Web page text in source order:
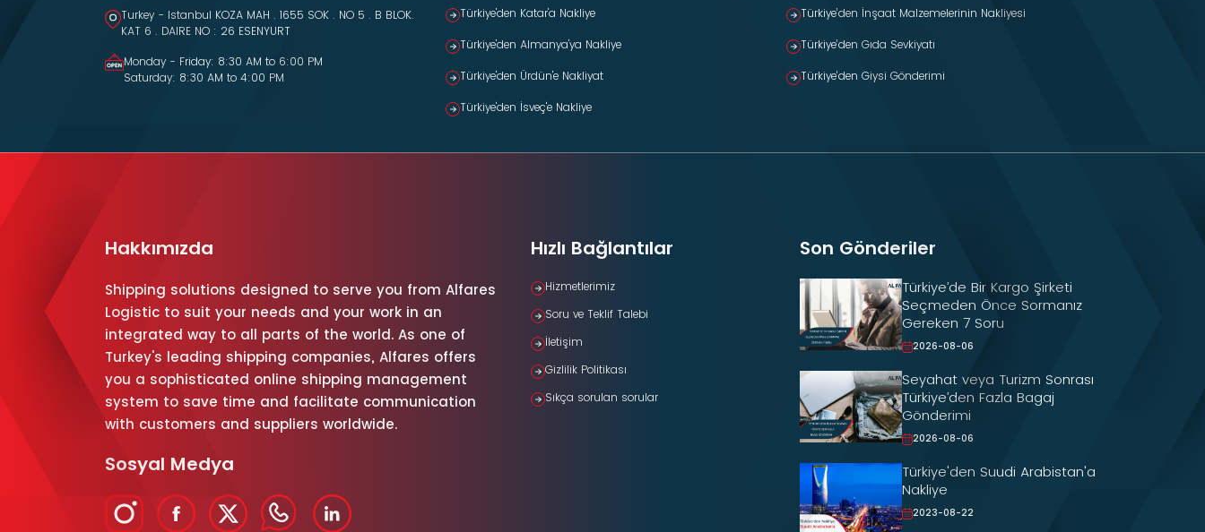
Turkey - Istanbul KOZA MAH . 1655 SOK . NO 5 . B BLOK.
KAT 6 . DAIRE NO : 26 ESENYURT
Monday - Friday: 8:30 AM to 6:00 PM
Saturday: 8:30 AM to 4:00 PM
Türkiye'den Katar'a Nakliye
Türkiye'den Almanya'ya Nakliye
Türkiye'den Ürdün'e Nakliyat
Türkiye'den İsveç'e Nakliye
Türkiye’den İnşaat Malzemelerinin Nakliyesi
Türkiye’den Gıda Sevkiyatı
Türkiye’den Giysi Gönderimi
Hakkımızda
Shipping solutions designed to serve you from Alfares
Logistic to suit your needs and your work in an
integrated way to all parts of the world. As one of
Turkey's leading shipping companies, Alfares offers
you a sophisticated online shipping management
system to save time and facilitate communication
with customers and suppliers worldwide.
Sosyal Medya
Hızlı Bağlantılar
Hizmetlerimiz
Soru ve Teklif Talebi
İletişim
Gizlilik Politikası
Sıkça sorulan sorular
Son Gönderiler
Türkiye’de Bir Kargo Şirketi
Seçmeden Önce Sormanız
Gereken 7 Soru
2026-08-06
Seyahat veya Turizm Sonrası
Türkiye’den Fazla Bagaj
Gönderimi
2026-08-06
Türkiye'den Suudi Arabistan'a
Nakliye
2023-08-22